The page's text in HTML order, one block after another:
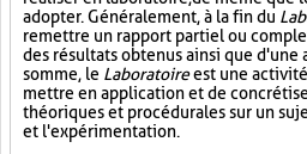
adopter. Généralement, à la fin du
remettre un rapport partiel ou
des résultats obtenus ainsi que d'une
somme, le Laboratoireest une activité
mettre en application et de
théoriques et procédurales sur un
et l'expérimentation.